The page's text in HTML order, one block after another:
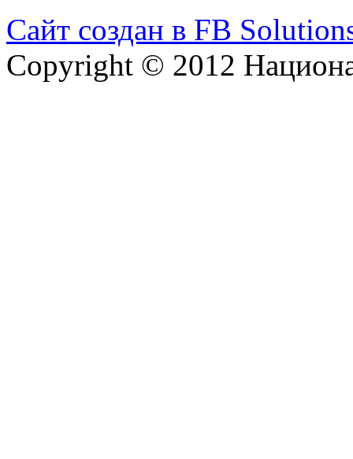
Сайт создан в FB
Copyright © 2012